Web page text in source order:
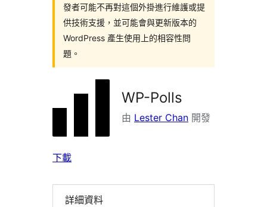
發者可能不再對這個外掛進行維護或提
供技術支援，並可能會與更新版本的
WordPress 產生使用上的相容性問
題。
WP-Polls
由 Lester Chan 開發
下載
詳細資料